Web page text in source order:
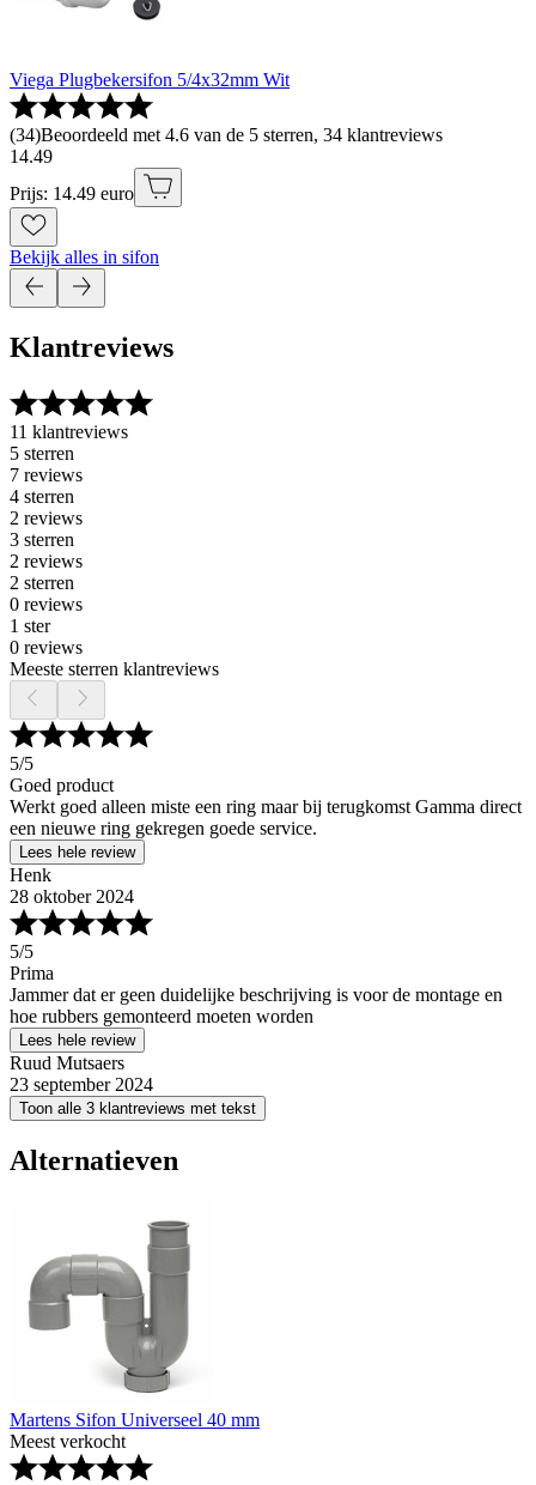
Viega Plugbekersifon 5/4x32mm Wit
(34)Beoordeeld met 4.6 van de 5 sterren, 34 klantreviews
14.49
Prijs: 14.49 euro
Bekijk alles in sifon
Klantreviews
11 klantreviews
5 sterren
7 reviews
4 sterren
2 reviews
3 sterren
2 reviews
2 sterren
0 reviews
1 ster
0 reviews
Meeste sterren klantreviews
5/5
Goed product
Werkt goed alleen miste een ring maar bij terugkomst Gamma direct
een nieuwe ring gekregen goede service.
Lees hele review
Henk
28 oktober 2024
5/5
Prima
Jammer dat er geen duidelijke beschrijving is voor de montage en
hoe rubbers gemonteerd moeten worden
Lees hele review
Ruud Mutsaers
23 september 2024
Toon alle 3 klantreviews met tekst
Alternatieven
Martens Sifon Universeel 40 mm
Meest verkocht